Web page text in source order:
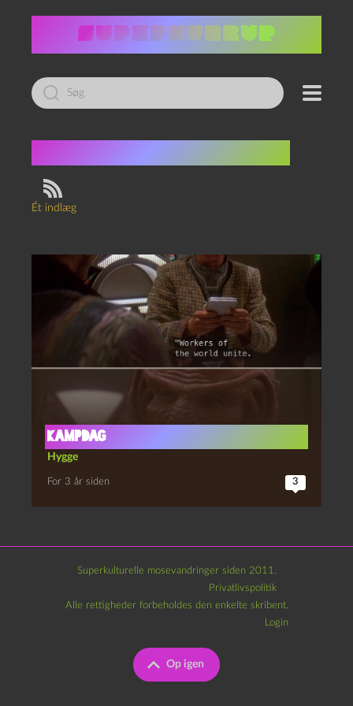
Led
efter:
Ét indlæg
Kampdag
Hygge
For 3 år siden 3
Superkulturelle mosevandringer siden 2011.
Privatlivspolitik
Op igen
Alle rettigheder forbeholdes den enkelte skribent.
Login